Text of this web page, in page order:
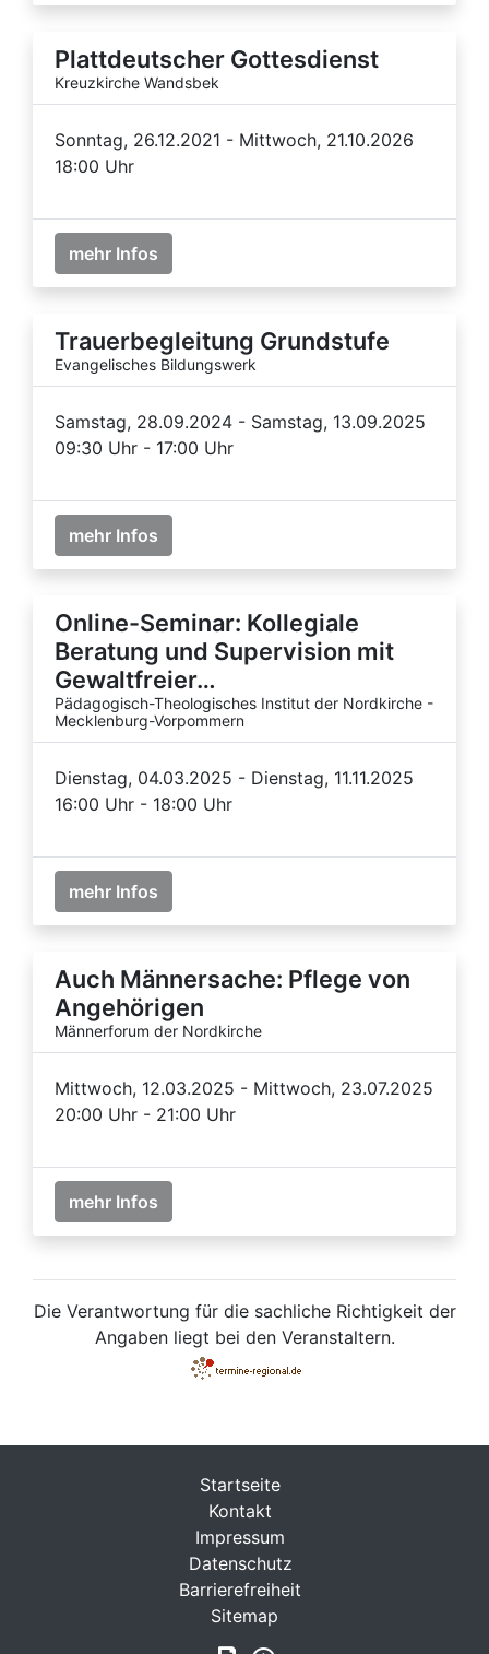
Plattdeutscher Gottesdienst
Kreuzkirche Wandsbek
Sonntag, 26.12.2021 - Mittwoch, 21.10.2026
18:00 Uhr
mehr Infos
Trauerbegleitung Grundstufe
Evangelisches Bildungswerk
Samstag, 28.09.2024 - Samstag, 13.09.2025
09:30 Uhr - 17:00 Uhr
mehr Infos
Online-Seminar: Kollegiale
Beratung und Supervision mit
Gewaltfreier…
Pädagogisch-Theologisches Institut der Nordkirche -
Mecklenburg-Vorpommern
Dienstag, 04.03.2025 - Dienstag, 11.11.2025
16:00 Uhr - 18:00 Uhr
mehr Infos
Auch Männersache: Pflege von
Angehörigen
Männerforum der Nordkirche
Mittwoch, 12.03.2025 - Mittwoch, 23.07.2025
20:00 Uhr - 21:00 Uhr
mehr Infos
Die Verantwortung für die sachliche Richtigkeit der
Angaben liegt bei den Veranstaltern.
Startseite
Kontakt
Impressum
Datenschutz
Barrierefreiheit
Sitemap